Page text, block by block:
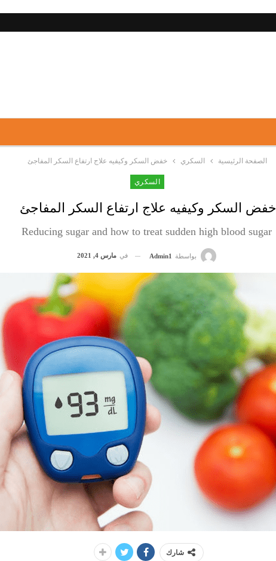
الصفحة الرئيسية السكري خفض السكر وكيفيه علاج ارتفاع السكر المفاجئ
السكري
خفض السكر وكيفيه علاج ارتفاع السكر المفاجئ
Reducing sugar and how to treat sudden high blood sugar
بواسطة Admin1 في مارس 4, 2021
شارك